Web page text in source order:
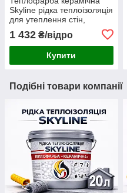
Skyline рідка теплоізоляція
для утеплення стін,
трубопроводів Чорна 5 л
1 432 ₴/відро
Купити
Подібні товари компанії